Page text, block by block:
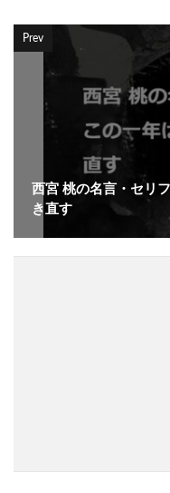
Prev
西宮 桃の名言・セリ
き直す